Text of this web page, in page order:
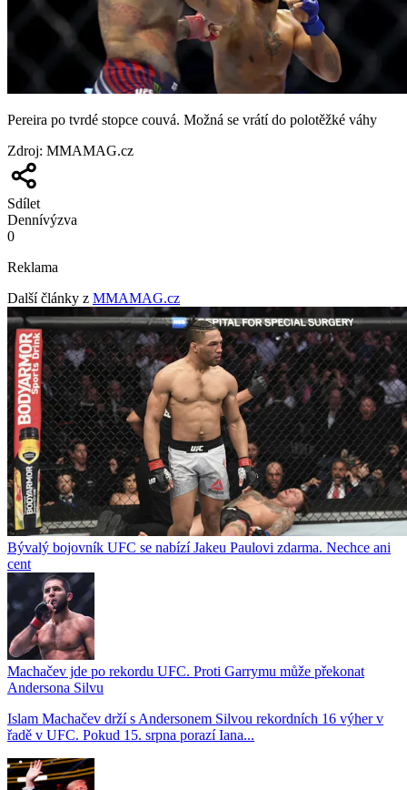
Pereira po tvrdé stopce couvá. Možná se vrátí do polotěžké váhy
Zdroj: MMAMAG.cz
Sdílet
Dennívýzva
0
Reklama
Další články z MMAMAG.cz
Bývalý bojovník UFC se nabízí Jakeu Paulovi zdarma. Nechce ani
cent
Machačev jde po rekordu UFC. Proti Garrymu může překonat
Andersona Silvu
Islam Machačev drží s Andersonem Silvou rekordních 16 výher v
řadě v UFC. Pokud 15. srpna porazí Iana...